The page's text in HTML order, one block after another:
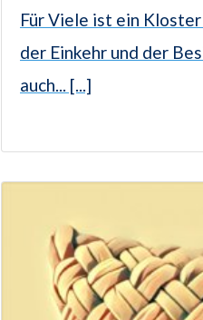
Für Viele ist ein
der Einkehr und der
auch... [...]